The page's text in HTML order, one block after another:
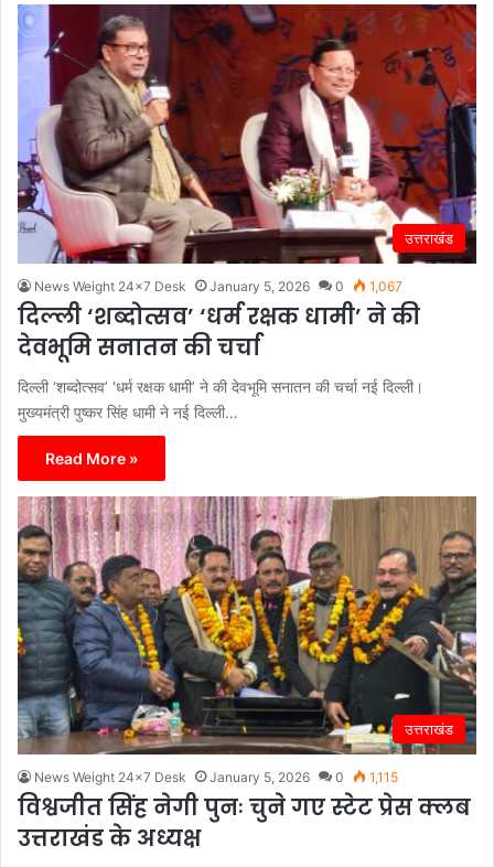
उत्तराखंड
News Weight 24x7 Desk January 5, 2026 0 1,067
दिल्ली ‘शब्दोत्सव’ ‘धर्म रक्षक धामी’ ने की
देवभूमि सनातन की चर्चा
दिल्ली ‘शब्दोत्सव’ ‘धर्म रक्षक धामी’ ने की देवभूमि सनातन की चर्चा नई दिल्ली।
मुख्यमंत्री पुष्कर सिंह धामी ने नई दिल्ली…
Read More »
उत्तराखंड
News Weight 24x7 Desk January 5, 2026 0 1,115
विश्वजीत सिंह नेगी पुनः चुने गए स्टेट प्रेस क्लब
उत्तराखंड के अध्यक्ष